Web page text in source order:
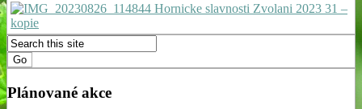
Plánované akce